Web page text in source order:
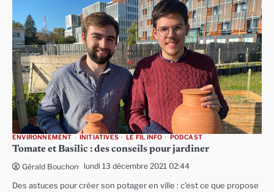
ENVIRONNEMENT INITIATIVES LE FIL INFO PODCAST
Tomate et Basilic : des conseils pour jardiner
Gérald Bouchon lundi 13 décembre 2021 02:44
Des astuces pour créer son potager en ville : c’est ce que propose